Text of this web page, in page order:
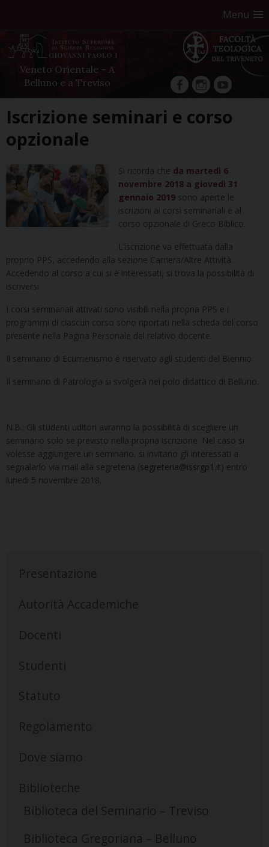
Menu
Veneto Orientale – A
Belluno e a Treviso
facebookInstagram
YouTube
content
Iscrizione seminari e corso
opzionale
Si ricorda che da martedì 6
novembre 2018 a giovedì 31
gennaio 2019 sono aperte le
iscrizioni ai corsi seminariali e al
corso opzionale di Greco Biblico.
L’iscrizione va effettuata dalla
proprio PPS, accedendo alla sezione Carriera/Altre Attività.
Accedendo al corso a cui si è interessati, si trova la possibilità di
iscriversi.
I corsi seminariali attivati sono visibili nella propria PPS e i
programmi di ciascun corso sono riportati nella scheda del corso
presente nella Pagina Personale del relativo docente.
Il seminario di Ecumenismo è riservato agli studenti del Biennio.
Il seminario di Patrologia si svolgerà nel polo didattico di Belluno.
N.B.: Gli studenti uditori avranno la possibilità di scegliere un
seminario solo se previsto nella propria iscrizione. Nel caso si
volesse aggiungere un seminario, si invitano gli interessati a
segnalarlo via mail alla segreteria (segreteria@issrgp1.it) entro
lunedì 5 novembre 2018.
Presentazione
Autorità Accademiche
Docenti
Studenti
Statuto
Regolamento
Dove siamo
Biblioteche
Biblioteca del Seminario – Treviso
Biblioteca Gregoriana – Belluno